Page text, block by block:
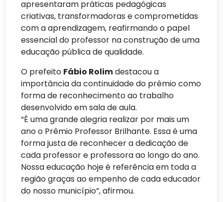
apresentaram práticas pedagógicas
criativas, transformadoras e comprometidas
com a aprendizagem, reafirmando o papel
essencial do professor na construção de uma
educação pública de qualidade.
O prefeito Fábio Rolimdestacou a
importância da continuidade do prêmio como
forma de reconhecimento ao trabalho
desenvolvido em sala de aula.
“É uma grande alegria realizar por mais um
ano o Prêmio Professor Brilhante. Essa é uma
forma justa de reconhecer a dedicação de
cada professor e professora ao longo do ano.
Nossa educação hoje é referência em toda a
região graças ao empenho de cada educador
do nosso município”, afirmou.